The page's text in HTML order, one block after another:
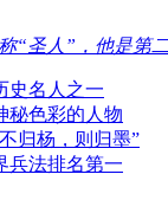
“圣人”，他是第
史名人之一
秘色彩的人物
归杨，则归墨”
兵法排名第一